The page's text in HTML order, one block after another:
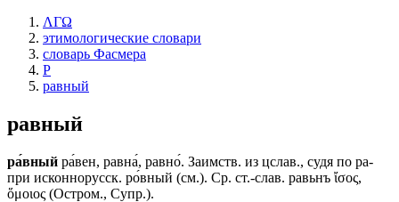
ΛΓΩ
этимологические словари
словарь Фасмера
Р
равный
равный
ра́вный ра́вен, равна́, равно́. Заимств. из цслав., судя по ра-
при исконнорусск. ро́вный (см.). Ср. ст.-слав. равьнъ ἴσος,
ὅμοιος (Остром., Супр.).